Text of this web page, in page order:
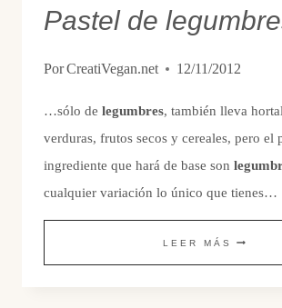
Pastel de
PorCreatiVegan.net 12/11/2012
…sólo de legumbres, también lleva
verduras, frutos secos y cereales, pero el
ingrediente que hará de base son
cualquier variación lo único que tienes…
LEER MÁS PASTEL
DE